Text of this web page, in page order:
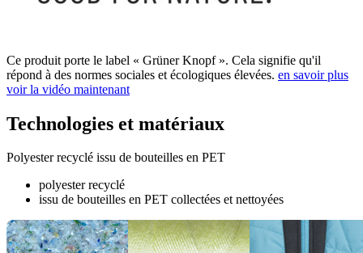
Ce produit porte le label « Grüner Knopf ». Cela signifie qu'il
répond à des normes sociales et écologiques élevées. en savoir plus
voir la vidéo maintenant
Technologies et matériaux
Polyester recyclé issu de bouteilles en PET
polyester recyclé
issu de bouteilles en PET collectées et nettoyées